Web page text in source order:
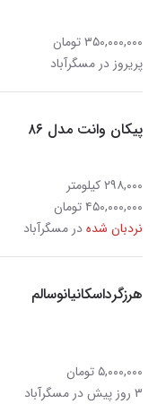
۳۵۰,۰۰۰,۰۰۰ تومان
پریروز در مسگرآباد
پیکان وانت مدل ۸۶
۲۹۸,۰۰۰ کیلومتر
۴۵۰,۰۰۰,۰۰۰ تومان
نردبان شدهدر مسگرآباد
هرزگرداسکانیانوسالم
۵,۰۰۰,۰۰۰ تومان
۳ روز پیش در مسگرآباد